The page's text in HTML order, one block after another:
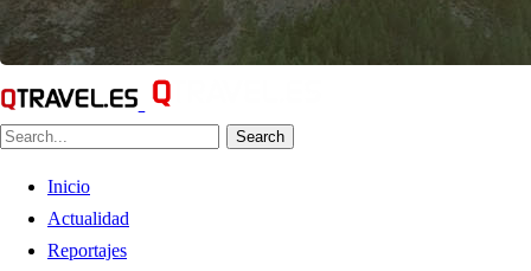
Search
Inicio
Actualidad
Reportajes